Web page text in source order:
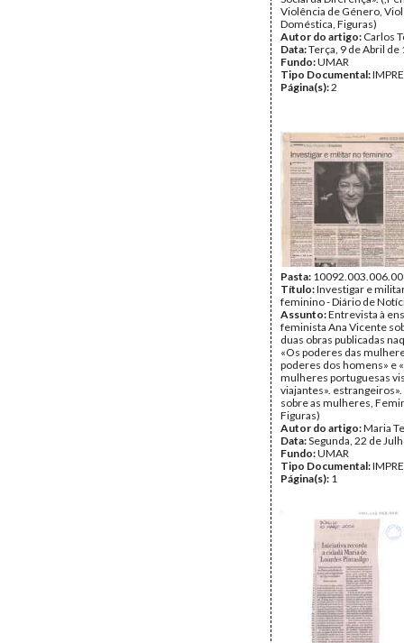
Violência de Género,
Doméstica, Figuras)
Autor do artigo: Carlos
Data:Terça, 9 de Abril de
Fundo:UMAR
Tipo Documental:
Página(s):2
Pasta:
Título:Investigar e
feminino - Diário de
Assunto:Entrevista à
feminista Ana Vicente
duas obras publicadas
«Os poderes das
poderes dos homens» e
mulheres portuguesas
viajantes».
sobre as mulheres,
Figuras)
Autor do artigo:Maria
Data:Segunda, 22 de
Fundo:UMAR
Tipo Documental:
Página(s): 1